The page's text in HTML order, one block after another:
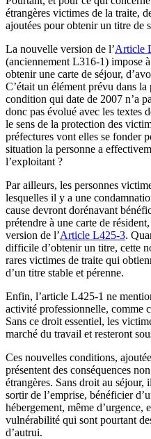
étrangères victimes de la traite,
ajoutées pour obtenir un titre de
La nouvelle version de l’Article
(anciennement L316-1) impose
obtenir une carte de séjour,
C’était un élément prévu dans
condition qui date de 2007 n’a
donc pas évolué avec les textes
le sens de la protection des
préfectures vont elles se fonder
situation la personne a
l’exploitant ?
Par ailleurs, les personnes
lesquelles il y a une
cause devront dorénavant
prétendre à une carte de
version de l’Article L425-3.
difficile d’obtenir un titre, cette
rares victimes de traite qui
d’un titre stable et pérenne.
Enfin, l’article L425-1 ne
activité professionnelle, comme
Sans ce droit essentiel, les
marché du travail et resteront
Ces nouvelles conditions,
présentent des conséquences
étrangères. Sans droit au
sortir de l’emprise, bénéficier
hébergement, même d’urgence,
vulnérabilité qui sont pourtant
d’autrui.